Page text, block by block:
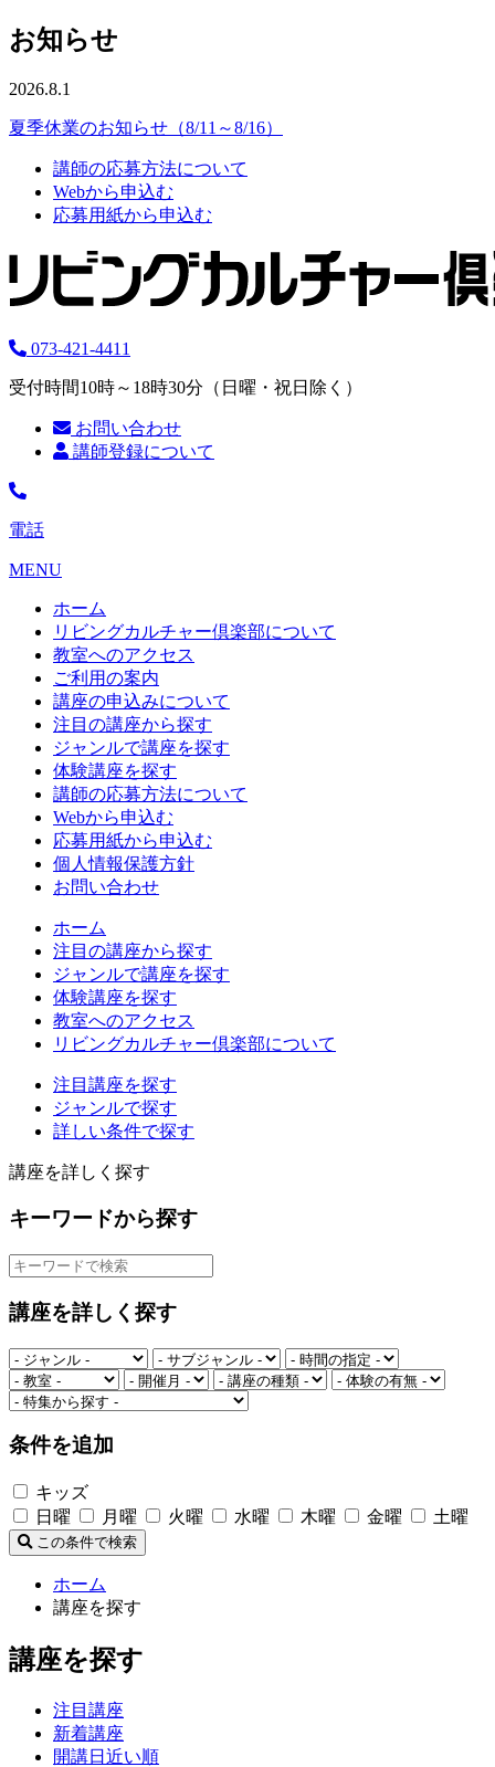
お知らせ
2026.8.1
夏季休業のお知らせ（8/11～8/16）
講師の応募方法について
Webから申込む
応募用紙から申込む
073-421-4411
受付時間10時～18時30分（日曜・祝日除く）
お問い合わせ
講師登録について
電話
MENU
ホーム
リビングカルチャー倶楽部について
教室へのアクセス
ご利用の案内
講座の申込みについて
注目の講座から探す
ジャンルで講座を探す
体験講座を探す
講師の応募方法について
Webから申込む
応募用紙から申込む
個人情報保護方針
お問い合わせ
ホーム
注目の講座から探す
ジャンルで講座を探す
体験講座を探す
教室へのアクセス
リビングカルチャー倶楽部について
注目講座を探す
ジャンルで探す
詳しい条件で探す
講座を詳しく探す
キーワードから探す
講座を詳しく探す
条件を追加
キッズ
日曜
月曜 火曜 水曜 木曜 金曜 土曜
この条件で検索
ホーム
講座を探す
講座を探す
注目講座
新着講座
開講日近い順